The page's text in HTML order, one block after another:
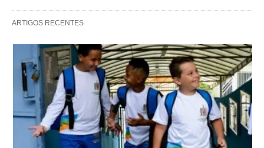
ARTIGOS RECENTES